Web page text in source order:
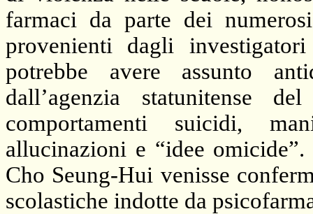
farmaci da parte dei
provenienti dagli
potrebbe avere assunto
dall’agenzia statunitense
comportamenti suicidi,
allucinazioni e “idee
Cho Seung-Hui venisse
scolastiche indotte da